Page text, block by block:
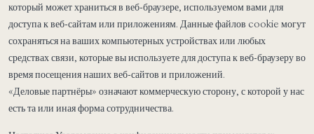
который может храниться в веб-браузере, используемом вами для
доступа к веб-сайтам или приложениям. Данные файлов cookie могут
сохраняться на ваших компьютерных устройствах или любых
средствах связи, которые вы используете для доступа к веб-браузеру во
время посещения наших веб-сайтов и приложений.
«Деловые партнёры» означают коммерческую сторону, с которой у нас
есть та или иная форма сотрудничества.